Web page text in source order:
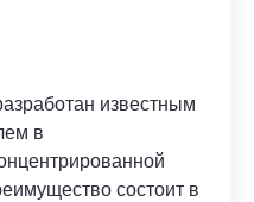
известным
в
состоит в